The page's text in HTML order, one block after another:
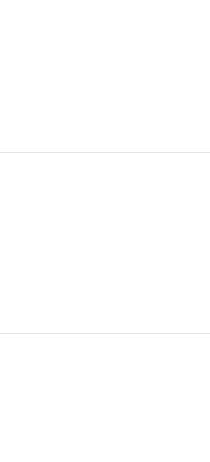
моды подано 1047 заявок
моды, которая пройдет в
половину из них (494)
на Euro Shoes
Co., Ltd., основанная в
профессиональной обувной